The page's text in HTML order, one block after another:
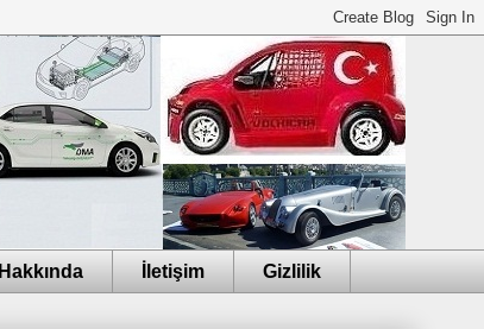
Hakkında İletişim Gizlilik